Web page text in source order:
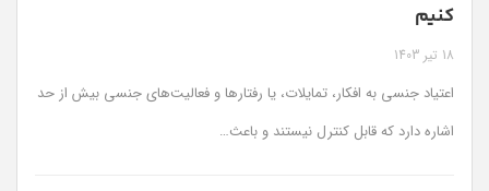
کنیم
18 تیر 1403
اعتیاد جنسی به افکار، تمایلات، یا رفتارها و فعالیت‌های جنسی بیش از حد
اشاره دارد که قابل کنترل نیستند و باعث…